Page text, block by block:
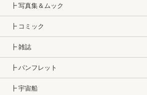
┣ 写真集＆ムック
┣ コミック
┣ 雑誌
┣ パンフレット
┣ 宇宙船